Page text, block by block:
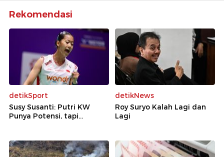
Rekomendasi
detikSport
Susy Susanti: Putri KW
Punya Potensi, tapi...
detikNews
Roy Suryo Kalah Lagi dan
Lagi